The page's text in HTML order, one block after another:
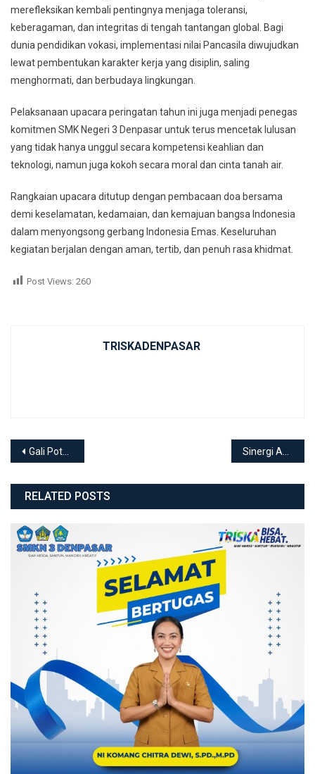
merefleksikan kembali pentingnya menjaga toleransi,
keberagaman, dan integritas di tengah tantangan global. Bagi
dunia pendidikan vokasi, implementasi nilai Pancasila diwujudkan
lewat pembentukan karakter kerja yang disiplin, saling
menghormati, dan berbudaya lingkungan.
Pelaksanaan upacara peringatan tahun ini juga menjadi penegas
komitmen SMK Negeri 3 Denpasar untuk terus mencetak lulusan
yang tidak hanya unggul secara kompetensi keahlian dan
teknologi, namun juga kokoh secara moral dan cinta tanah air.
Rangkaian upacara ditutup dengan pembacaan doa bersama
demi keselamatan, kedamaian, dan kemajuan bangsa Indonesia
dalam menyongsong gerbang Indonesia Emas. Keseluruhan
kegiatan berjalan dengan aman, tertib, dan penuh rasa khidmat.
Post Views: 260
TRISKADENPASAR
Post navigation
Gali Potensi Industri Fashion, Tim SPMB Tata Busana SMKN 3 Denpasar Gelar Sosialisasi di SMP Wisata Sanur
RELATED POSTS